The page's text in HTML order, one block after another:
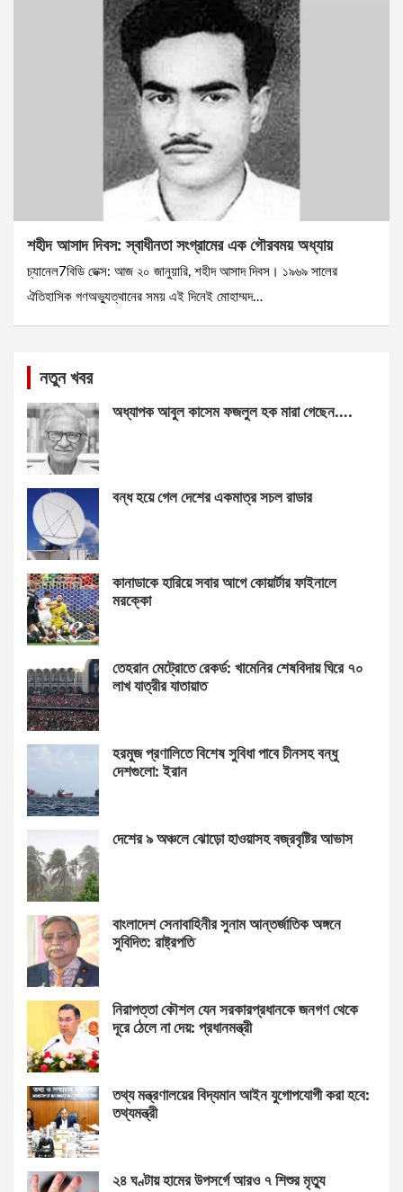
শহীদ আসাদ দিবস: স্বাধীনতা সংগ্রামের এক গৌরবময় অধ্যায়
চ্যানেল7বিডি ডেক্স: আজ ২০ জানুয়ারি, শহীদ আসাদ দিবস। ১৯৬৯ সালের
ঐতিহাসিক গণঅভ্যুত্থানের সময় এই দিনেই মোহাম্মদ…
নতুন খবর
অধ্যাপক আবুল কাসেম ফজলুল হক মারা গেছেন….
বন্ধ হয়ে গেল দেশের একমাত্র সচল রাডার
কানাডাকে হারিয়ে সবার আগে কোয়ার্টার ফাইনালে
মরক্কো
তেহরান মেট্রোতে রেকর্ড: খামেনির শেষবিদায় ঘিরে ৭০
লাখ যাত্রীর যাতায়াত
হরমুজ প্রণালিতে বিশেষ সুবিধা পাবে চীনসহ বন্ধু
দেশগুলো: ইরান
দেশের ৯ অঞ্চলে ঝোড়ো হাওয়াসহ বজ্রবৃষ্টির আভাস
বাংলাদেশ সেনাবাহিনীর সুনাম আন্তর্জাতিক অঙ্গনে
সুবিদিত: রাষ্ট্রপতি
নিরাপত্তা কৌশল যেন সরকারপ্রধানকে জনগণ থেকে
দূরে ঠেলে না দেয়: প্রধানমন্ত্রী
তথ্য মন্ত্রণালয়ের বিদ্যমান আইন যুগোপযোগী করা হবে:
তথ্যমন্ত্রী
২৪ ঘণ্টায় হামের উপসর্গে আরও ৭ শিশুর মৃত্যু